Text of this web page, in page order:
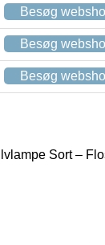
Besøg
Besøg
Besøg
Sort –